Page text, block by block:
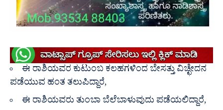
ಈ ರಾಶಿಯವರ ಕುಟುಂಬ ಕಲಹಗಳಿಂದ ಬೇಸತ್ತು ವಿಚ್ಛೇದನ
ಪಡೆಯುವ ಹಂತ ತಲುಪಿದ್ದಾರೆ,
ಈ ರಾಶಿಯವರು ತುಂಬಾ ಬೆಲೆಬಾಳುವುದು ಪಡೆಯಲಿದ್ದಾರೆ,